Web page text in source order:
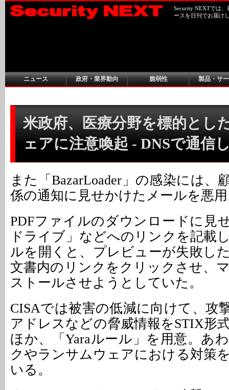
Security NEXTでは
ースを日刊でお届け
ニュース 政府・業界動向 脆弱性 製品・サ
米政府、医療分野を標的とし
ェアに注意喚起 - DNSで通信
また「BazarLoader」の感染には、
係の通知に見せかけたメールを悪
PDFファイルのダウンロードに見
ドライブ」などへのリンクを記載
ルを開くと、プレビューが失敗し
文書内のリンクをクリックさせ、
ストールさせようとしていた。
CISAでは被害の低減に向けて、攻
アドレスなどの脅威情報をSTIX形
ほか、「Yaraルール」を用意。あ
クやランサムウェアにおける対策
いる。